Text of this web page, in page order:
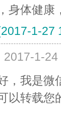
身体健康
1-27
2017-1-24
，我是微
以转载您